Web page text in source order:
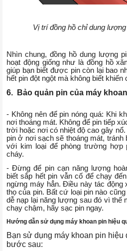
Vị trí đồng hồ chỉ dung
Nhìn chung, đồng hồ dung lượng
hoạt động giống như là đồng hồ
giúp bạn biết được pin còn lại bao
hết pin đột ngột mà không biết khiến
6. Bảo quản pin của máy
- Không nên để pin nóng quá: Khi
nơi thoáng mát. Không để pin tiếp
trời hoặc nơi có nhiệt độ cao gây
pin ở nơi sạch sẽ thoáng mát, tránh
với kim loại để phòng trường hợp
cháy.
- Đừng để pin cạn năng lượng
biết sắp hết pin vẫn cố để chạy
ngừng máy hẳn. Điều này tác động
thọ của pin. Bất cứ loại pin nào
dễ nạp lại năng lượng sau đó vì thế
chạy chậm, hãy sạc pin ngay.
Hướng dẫn sử dụng máy khoan pin hiệu
Bạn sử dụng máy khoan pin hiệu
bước sau: